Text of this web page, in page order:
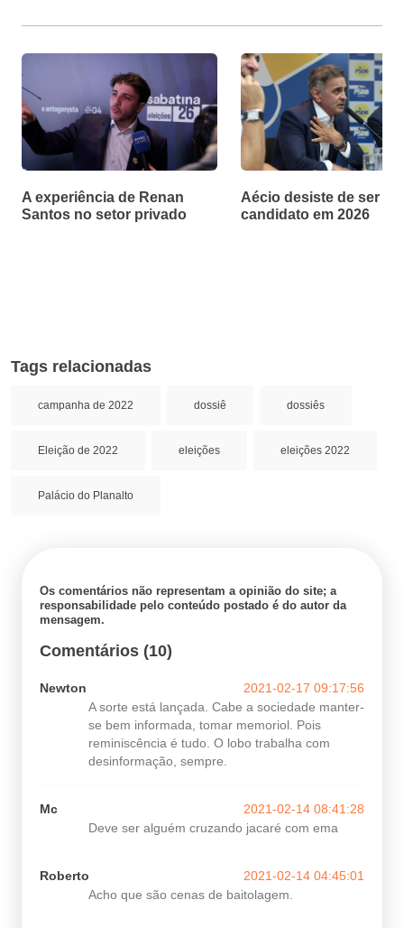
A experiência de Renan
Santos no setor privado
Aécio desiste de ser
candidato em 2026
Tags relacionadas
campanha de 2022 dossiê dossiês
Eleição de 2022 eleições eleições 2022
Palácio do Planalto
Os comentários não representam a opinião do site; a
responsabilidade pelo conteúdo postado é do autor da
mensagem.
Comentários (10)
Newton
2021-02-17 09:17:56
A sorte está lançada. Cabe a sociedade manter-
se bem informada, tomar memoriol. Pois
reminiscência é tudo. O lobo trabalha com
desinformação, sempre.
Mc
2021-02-14 08:41:28
Deve ser alguém cruzando jacaré com ema
Roberto
2021-02-14 04:45:01
Acho que são cenas de baitolagem.